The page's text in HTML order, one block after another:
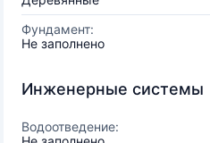
Фундамент:
Не заполнено
Инженерные системы
Водоотведение: